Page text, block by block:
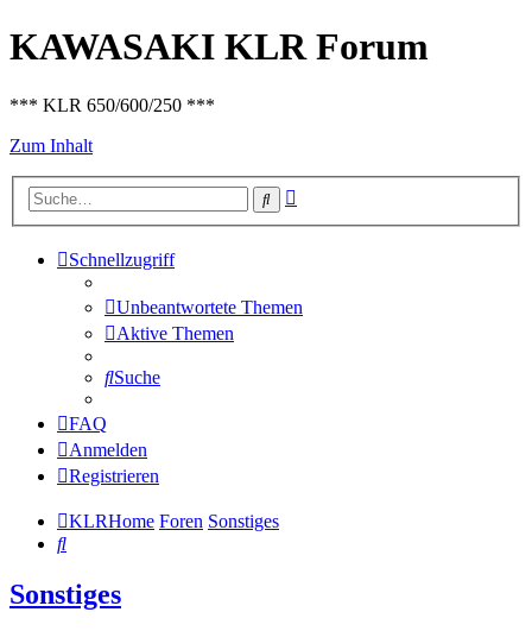
KAWASAKI KLR Forum
*** KLR 650/600/250 ***
Zum Inhalt
Suche
Schnellzugriff
Unbeantwortete Themen
Aktive Themen
Suche
FAQ
Anmelden
Registrieren
KLRHome Foren Sonstiges
Suche
Sonstiges